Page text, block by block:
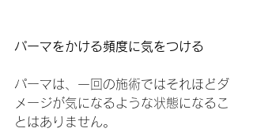
パーマをかける頻度に気をつける
パーマは、一回の施術ではそれほどダ
メージが気になるような状態になるこ
とはありません。